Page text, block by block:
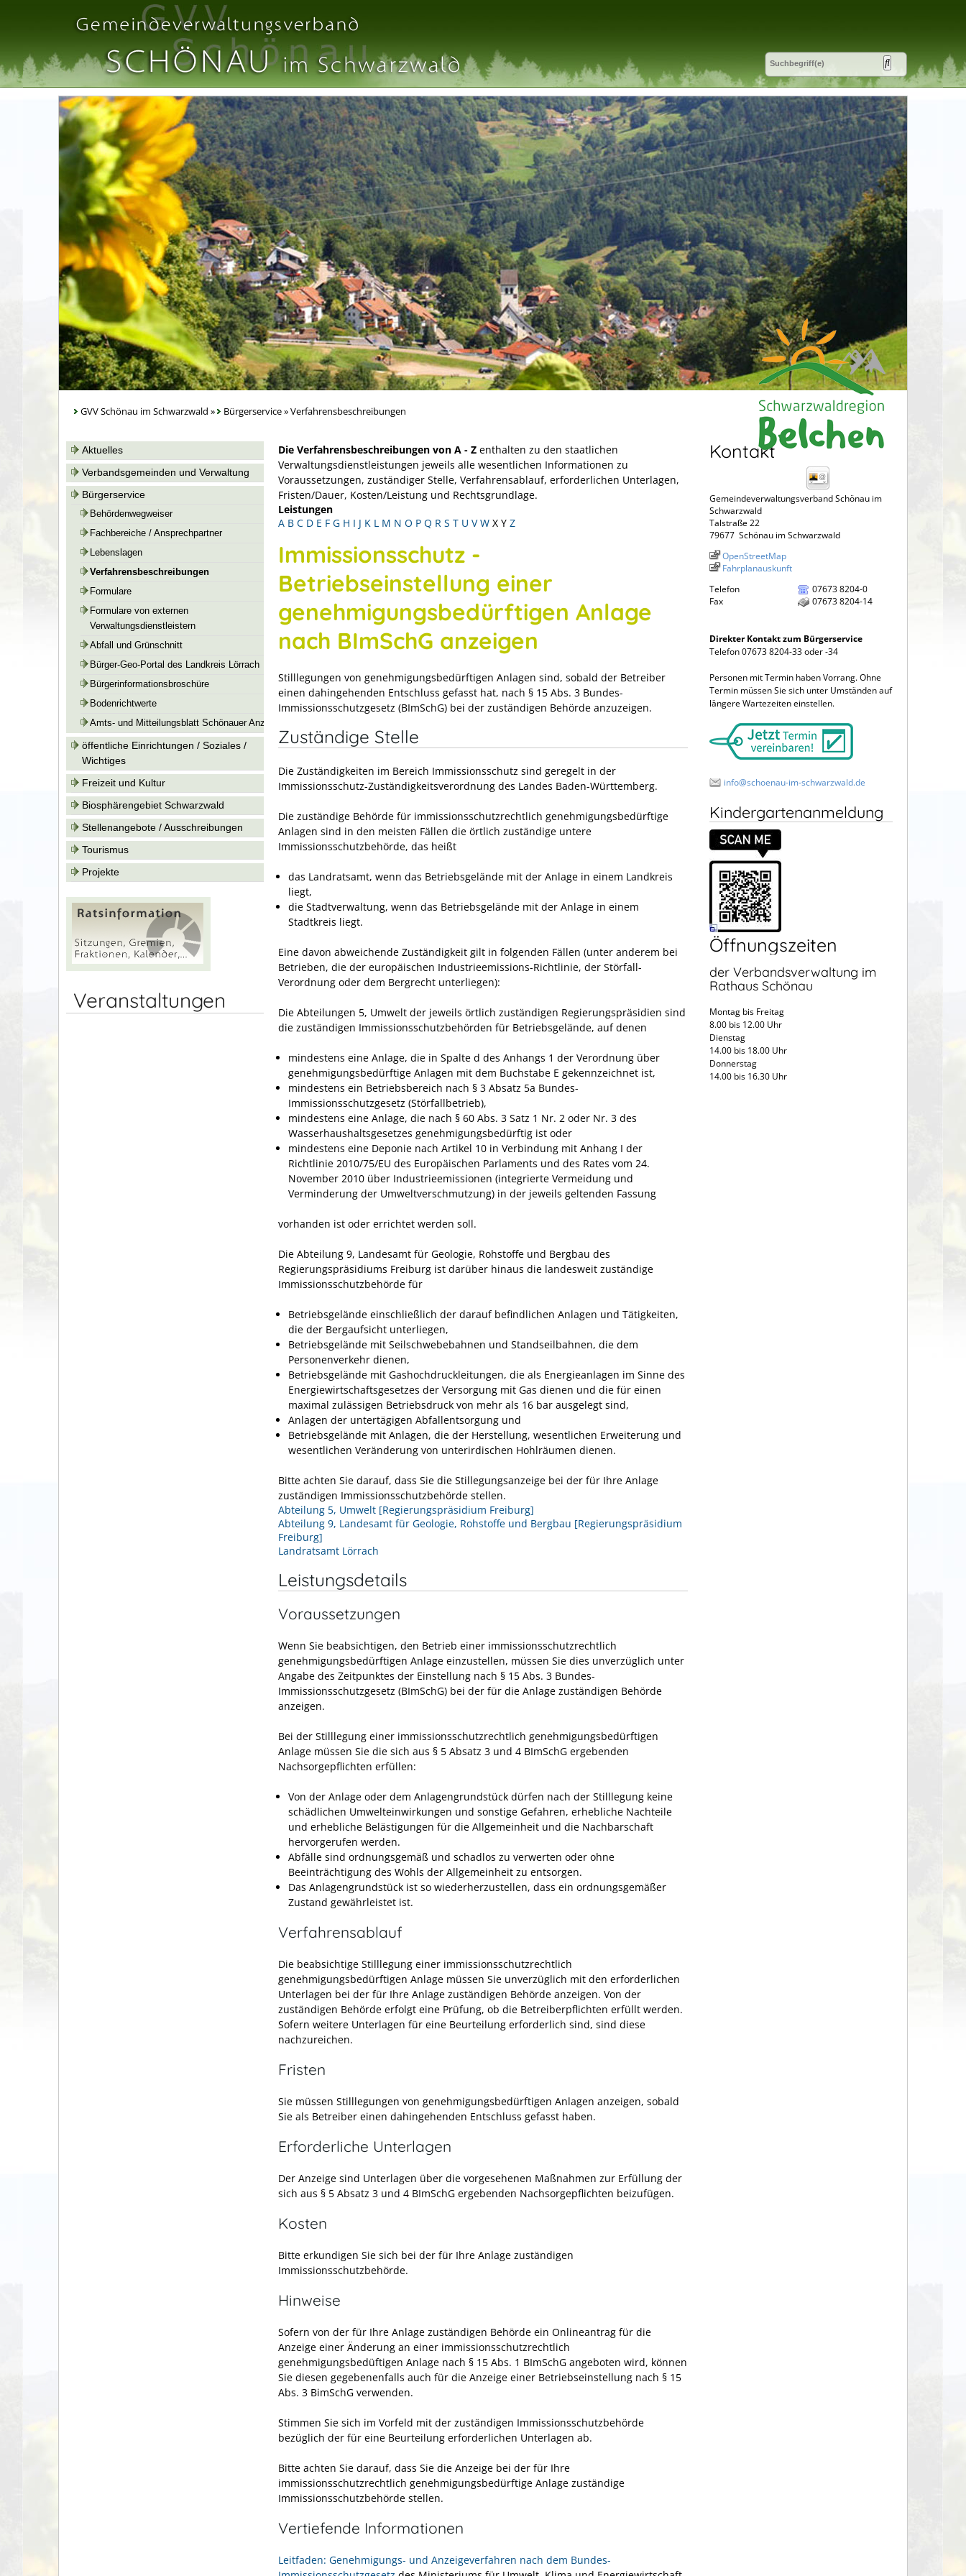
GVV Schönau im Schwarzwald » Bürgerservice»Verfahrensbeschreibungen
Aktuelles
Verbandsgemeinden und Verwaltung
Bürgerservice
Behördenwegweiser
Fachbereiche / Ansprechpartner
Lebenslagen
Verfahrensbeschreibungen
Formulare
Formulare von externen
Verwaltungsdienstleistern
Abfall und Grünschnitt
Bürger-Geo-Portal des Landkreis Lörrach
Bürgerinformationsbroschüre
Bodenrichtwerte
Amts- und Mitteilungsblatt Schönauer Anzeiger
öffentliche Einrichtungen / Soziales /
Wichtiges
Freizeit und Kultur
Biosphärengebiet Schwarzwald
Stellenangebote / Ausschreibungen
Tourismus
Projekte
Veranstaltungen
Die Verfahrensbeschreibungen von A - Z enthalten zu den staatlichen
Verwaltungsdienstleistungen jeweils alle wesentlichen Informationen zu
Voraussetzungen, zuständiger Stelle, Verfahrensablauf, erforderlichen Unterlagen,
Fristen/Dauer, Kosten/Leistung und Rechtsgrundlage.
Leistungen
A B C D E F G H I J K L M N O P Q R S T U V W X Y Z
Immissionsschutz -
Betriebseinstellung einer
genehmigungsbedürftigen Anlage
nach BImSchG anzeigen
Stilllegungen von genehmigungsbedürftigen Anlagen sind, sobald der Betreiber
einen dahingehenden Entschluss gefasst hat, nach § 15 Abs. 3 Bundes-
Immissionsschutzgesetz (BImSchG) bei der zuständigen Behörde anzuzeigen.
Zuständige Stelle
Die Zuständigkeiten im Bereich Immissionsschutz sind geregelt in der
Immissionsschutz-Zuständigkeitsverordnung des Landes Baden-Württemberg.
Die zuständige Behörde für immissionsschutzrechtlich genehmigungsbedürftige
Anlagen sind in den meisten Fällen die örtlich zuständige untere
Immissionsschutzbehörde, das heißt
das Landratsamt, wenn das Betriebsgelände mit der Anlage in einem Landkreis
liegt,
die Stadtverwaltung, wenn das Betriebsgelände mit der Anlage in einem
Stadtkreis liegt.
Eine davon abweichende Zuständigkeit gilt in folgenden Fällen (unter anderem bei
Betrieben, die der europäischen Industrieemissions-Richtlinie, der Störfall-
Verordnung oder dem Bergrecht unterliegen):
Die Abteilungen 5, Umwelt der jeweils örtlich zuständigen Regierungspräsidien sind
die zuständigen Immissionsschutzbehörden für Betriebsgelände, auf denen
mindestens eine Anlage, die in Spalte d des Anhangs 1 der Verordnung über
genehmigungsbedürftige Anlagen mit dem Buchstabe E gekennzeichnet ist,
mindestens ein Betriebsbereich nach § 3 Absatz 5a Bundes-
Immissionsschutzgesetz (Störfallbetrieb),
mindestens eine Anlage, die nach § 60 Abs. 3 Satz 1 Nr. 2 oder Nr. 3 des
Wasserhaushaltsgesetzes genehmigungsbedürftig ist oder
mindestens eine Deponie nach Artikel 10 in Verbindung mit Anhang I der
Richtlinie 2010/75/EU des Europäischen Parlaments und des Rates vom 24.
November 2010 über Industrieemissionen (integrierte Vermeidung und
Verminderung der Umweltverschmutzung) in der jeweils geltenden Fassung
vorhanden ist oder errichtet werden soll.
Die Abteilung 9, Landesamt für Geologie, Rohstoffe und Bergbau des
Regierungspräsidiums Freiburg ist darüber hinaus die landesweit zuständige
Immissionsschutzbehörde für
Betriebsgelände einschließlich der darauf befindlichen Anlagen und Tätigkeiten,
die der Bergaufsicht unterliegen,
Betriebsgelände mit Seilschwebebahnen und Standseilbahnen, die dem
Personenverkehr dienen,
Betriebsgelände mit Gashochdruckleitungen, die als Energieanlagen im Sinne des
Energiewirtschaftsgesetzes der Versorgung mit Gas dienen und die für einen
maximal zulässigen Betriebsdruck von mehr als 16 bar ausgelegt sind,
Anlagen der untertägigen Abfallentsorgung und
Betriebsgelände mit Anlagen, die der Herstellung, wesentlichen Erweiterung und
wesentlichen Veränderung von unterirdischen Hohlräumen dienen.
Bitte achten Sie darauf, dass Sie die Stillegungsanzeige bei der für Ihre Anlage
zuständigen Immissionsschutzbehörde stellen.
Abteilung 5, Umwelt [Regierungspräsidium Freiburg]
Abteilung 9, Landesamt für Geologie, Rohstoffe und Bergbau [Regierungspräsidium
Freiburg]
Landratsamt Lörrach
Leistungsdetails
Voraussetzungen
Wenn Sie beabsichtigen, den Betrieb einer immissionsschutzrechtlich
genehmigungsbedürftigen Anlage einzustellen, müssen Sie dies unverzüglich unter
Angabe des Zeitpunktes der Einstellung nach § 15 Abs. 3 Bundes-
Immissionsschutzgesetz (BImSchG) bei der für die Anlage zuständigen Behörde
anzeigen.
Bei der Stilllegung einer immissionsschutzrechtlich genehmigungsbedürftigen
Anlage müssen Sie die sich aus § 5 Absatz 3 und 4 BImSchG ergebenden
Nachsorgepflichten erfüllen:
Von der Anlage oder dem Anlagengrundstück dürfen nach der Stilllegung keine
schädlichen Umwelteinwirkungen und sonstige Gefahren, erhebliche Nachteile
und erhebliche Belästigungen für die Allgemeinheit und die Nachbarschaft
hervorgerufen werden.
Abfälle sind ordnungsgemäß und schadlos zu verwerten oder ohne
Beeinträchtigung des Wohls der Allgemeinheit zu entsorgen.
Das Anlagengrundstück ist so wiederherzustellen, dass ein ordnungsgemäßer
Zustand gewährleistet ist.
Verfahrensablauf
Die beabsichtige Stilllegung einer immissionsschutzrechtlich
genehmigungsbedürftigen Anlage müssen Sie unverzüglich mit den erforderlichen
Unterlagen bei der für Ihre Anlage zuständigen Behörde anzeigen. Von der
zuständigen Behörde erfolgt eine Prüfung, ob die Betreiberpflichten erfüllt werden.
Sofern weitere Unterlagen für eine Beurteilung erforderlich sind, sind diese
nachzureichen.
Fristen
Sie müssen Stilllegungen von genehmigungsbedürftigen Anlagen anzeigen, sobald
Sie als Betreiber einen dahingehenden Entschluss gefasst haben.
Erforderliche Unterlagen
Der Anzeige sind Unterlagen über die vorgesehenen Maßnahmen zur Erfüllung der
sich aus § 5 Absatz 3 und 4 BImSchG ergebenden Nachsorgepflichten beizufügen.
Kosten
Bitte erkundigen Sie sich bei der für Ihre Anlage zuständigen
Immissionsschutzbehörde.
Hinweise
Sofern von der für Ihre Anlage zuständigen Behörde ein Onlineantrag für die
Anzeige einer Änderung an einer immissionsschutzrechtlich
genehmigungsbedüftigen Anlage nach § 15 Abs. 1 BImSchG angeboten wird, können
Sie diesen gegebenenfalls auch für die Anzeige einer Betriebseinstellung nach § 15
Abs. 3 BimSchG verwenden.
Stimmen Sie sich im Vorfeld mit der zuständigen Immissionsschutzbehörde
bezüglich der für eine Beurteilung erforderlichen Unterlagen ab.
Bitte achten Sie darauf, dass Sie die Anzeige bei der für Ihre
immissionsschutzrechtlich genehmigungsbedürftige Anlage zuständige
Immissionsschutzbehörde stellen.
Vertiefende Informationen
Leitfaden: Genehmigungs- und Anzeigeverfahren nach dem Bundes-
Kontakt
Gemeindeverwaltungsverband Schönau im
Schwarzwald
Talstraße 22
79677 Schönau im Schwarzwald
OpenStreetMap
Fahrplanauskunft
Telefon
07673 8204-0
Fax
07673 8204-14
Direkter Kontakt zum Bürgerservice
Telefon 07673 8204-33 oder -34
Personen mit Termin haben Vorrang. Ohne
Termin müssen Sie sich unter Umständen auf
längere Wartezeiten einstellen.
info@schoenau-im-schwarzwald.de
Kindergartenanmeldung
Öffnungszeiten
der Verbandsverwaltung im
Rathaus Schönau
Montag bis Freitag
8.00 bis 12.00 Uhr
Dienstag
14.00 bis 18.00 Uhr
Donnerstag
14.00 bis 16.30 Uhr